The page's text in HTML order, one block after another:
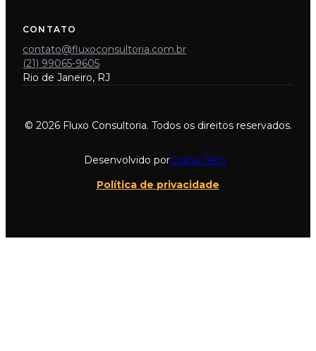
CONTATO
contato@fluxoconsultoria.com.br
(21) 99065-9605
Rio de Janeiro, RJ
© 2026 Fluxo Consultoria. Todos os direitos reservados.
Desenvolvido porColina Tech
Política de privacidade